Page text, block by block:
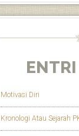
Motivasi Diri
Kronologi Atau Sejarah